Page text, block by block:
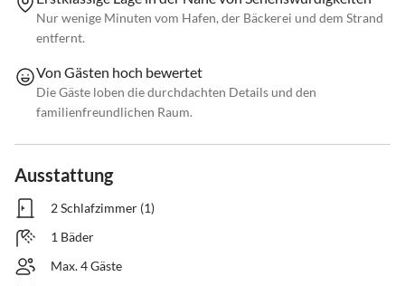
Nur wenige Minuten vom Hafen, der Bäckerei und dem Strand
entfernt.
Von Gästen hoch bewertet
Die Gäste loben die durchdachten Details und den
familienfreundlichen Raum.
Ausstattung
2 Schlafzimmer (1)
1 Bäder
Max. 4 Gäste